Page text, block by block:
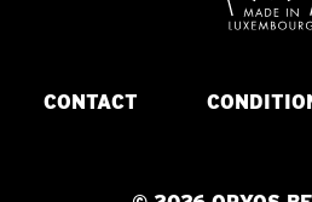
CONTACT